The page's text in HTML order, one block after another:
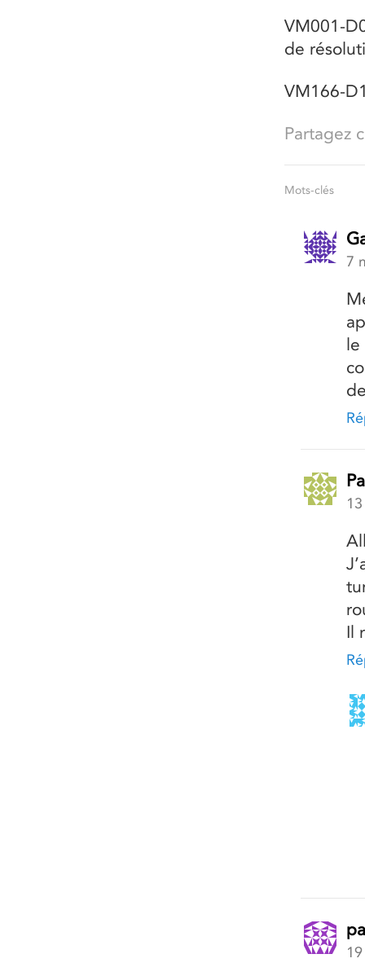
VM001-
de
VM166-
Partagez
Mots-clés
7
le
Il